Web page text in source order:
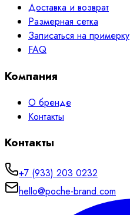
Доставка и возврат
Размерная сетка
Записаться на примерку
FAQ
Компания
О бренде
Контакты
Контакты
+7 (933) 203 0232
hello@poche-brand.com